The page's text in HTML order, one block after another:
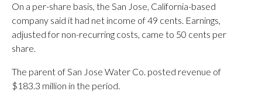
On a per-share basis, the San Jose, California-based
company said it had net income of 49 cents. Earnings,
adjusted for non-recurring costs, came to 50 cents per
share.
The parent of San Jose Water Co. posted revenue of
$183.3 million in the period.